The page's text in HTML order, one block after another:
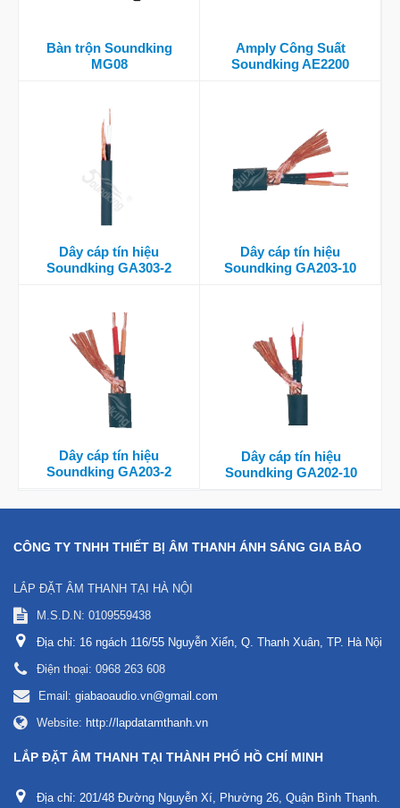
Bàn trộn Soundking
MG08
Amply Công Suất
Soundking AE2200
Dây cáp tín hiệu
Soundking GA303-2
Dây cáp tín hiệu
Soundking GA203-10
Dây cáp tín hiệu
Soundking GA203-2
Dây cáp tín hiệu
Soundking GA202-10
CÔNG TY TNHH THIẾT BỊ ÂM THANH ÁNH SÁNG GIA BẢO
LẮP ĐẶT ÂM THANH TẠI HÀ NỘI
M.S.D.N: 0109559438
Địa chỉ: 16 ngách 116/55 Nguyễn Xiển, Q. Thanh Xuân, TP. Hà Nội
Điện thoại: 0968 263 608
Email: giabaoaudio.vn@gmail.com
Website: http://lapdatamthanh.vn
LẮP ĐẶT ÂM THANH TẠI THÀNH PHỐ HỒ CHÍ MINH
Địa chỉ: 201/48 Đường Nguyễn Xí, Phường 26, Quận Bình Thạnh.